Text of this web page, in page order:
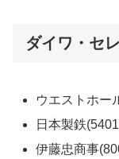
ダイワ・セ
ウエストホー
日本製鉄
伊藤忠商事